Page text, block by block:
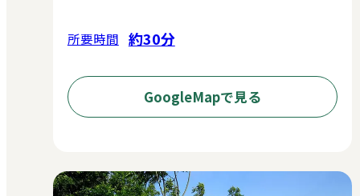
所要時間 約30分
GoogleMapで見る